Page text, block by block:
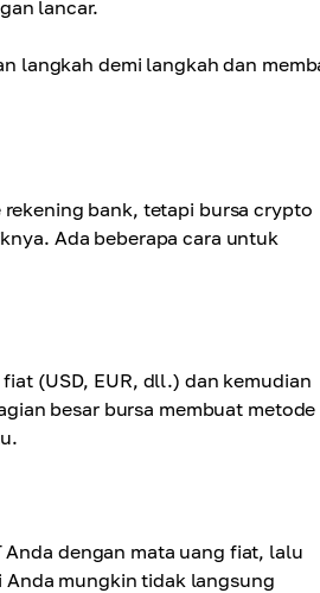
lancar.
langkah demi langkah dan
bank, tetapi bursa crypto
Ada beberapa cara untuk
(USD, EUR, dll.) dan kemudian
besar bursa membuat metode
Anda dengan mata uang fiat, lalu
Anda mungkin tidak langsung